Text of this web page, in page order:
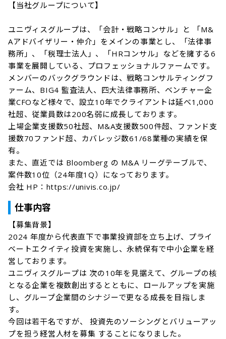
【当社グループについて】
ユニヴィスグループは、「会計・戦略コンサル」と 「M&
Aアドバイザリー・仲介」をメインの事業とし、「法律事
務所」、「税理士法人」、「HRコンサル」などを擁する6
事業を展開している、プロフェッショナルファームです。
メンバーのバックグラウンドは、戦略コンサルティングフ
ァーム、BIG4 監査法人、四大法律事務所、ベンチャー企
業CFOなど様々で、設立10年でクライアントは延べ1,000
社超、従業員数は200名弱に成長しております。
上場企業支援数50社超、M&A支援数500件超、ファンド支
援数70ファンド超、カバレッジ数61/68業種の実績を保
有。
また、直近では Bloomberg の M&A リーグテーブルで、
案件数10位（24年度1Q）になっております。
会社 HP：https://univis.co.jp/
仕事内容
【募集背景】
2024 年度から代表直下で事業投資部を立ち上げ、プライ
ベートエクイティ投資を実施し、永続保有で中小企業を経
営しております。
ユニヴィスグループは 次の10年を見据えて、グループの核
となる企業を複数創出するとともに、ロールアップを実施
し、グループ企業間のシナジーで更なる成長を目指しま
す。
今回は若干名ですが、 投資先のソーシングとバリューアッ
プを担う経営人材を募集 することになりました。